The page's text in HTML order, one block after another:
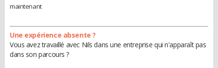
maintenant
Une expérience absente ?
Vous avez travaillé avec Nils dans une entreprise qui n'apparaît pas
dans son parcours ?